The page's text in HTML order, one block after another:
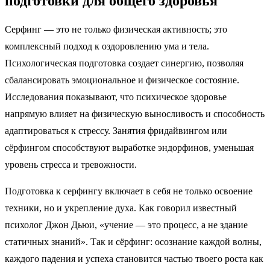
Серфинг — это не только физическая активность; это
комплексный подход к оздоровлению ума и тела.
Психологическая подготовка создает синергию, позволяя
сбалансировать эмоциональное и физическое состояние.
Исследования показывают, что психическое здоровье
напрямую влияет на физическую выносливость и способность
адаптироваться к стрессу. Занятия фридайвингом или
сёрфингом способствуют выработке эндорфинов, уменьшая
уровень стресса и тревожности.
Подготовка к серфингу включает в себя не только освоение
техники, но и укрепление духа. Как говорил известный
психолог Джон Дьюи, «учение — это процесс, а не здание
статичных знаний». Так и сёрфинг: осознание каждой волны,
каждого падения и успеха становится частью твоего роста как